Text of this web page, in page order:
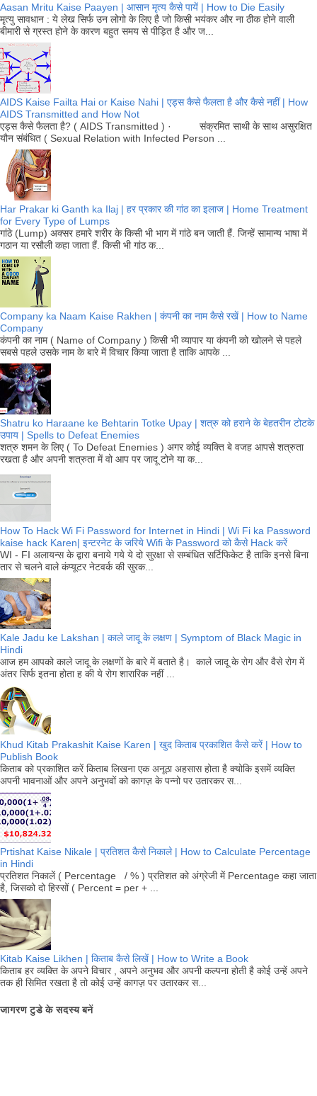
Aasan Mritu Kaise Paayen | आसान मृत्य कैसे पायें | How to Die Easily
मृत्यु सावधान : ये लेख सिर्फ उन लोगो के लिए है जो किसी भयंकर और ना ठीक होने वाली
बीमारी से ग्रस्त होने के कारण बहुत समय से पीड़ित है और ज...
AIDS Kaise Failta Hai or Kaise Nahi | एड्स कैसे फैलता है और कैसे नहीं | How
AIDS Transmitted and How Not
एड्स कैसे फैलता है? ( AIDS Transmitted ) · संक्रमित साथी के साथ असुरक्षित
यौन संबंधित ( Sexual Relation with Infected Person ...
Har Prakar ki Ganth ka Ilaj | हर प्रकार की गांठ का इलाज | Home Treatment
for Every Type of Lumps
गांठे (Lump) अक्सर हमारे शरीर के किसी भी भाग में गांठे बन जाती हैं. जिन्हें सामान्य भाषा में
गठान या रसौली कहा जाता हैं. किसी भी गांठ क...
Company ka Naam Kaise Rakhen | कंपनी का नाम कैसे रखें | How to Name
Company
कंपनी का नाम ( Name of Company ) किसी भी व्यापार या कंपनी को खोलने से पहले
सबसे पहले उसके नाम के बारे में विचार किया जाता है ताकि आपके ...
Shatru ko Haraane ke Behtarin Totke Upay | शत्रु को हराने के बेहतरीन टोटके
उपाय | Spells to Defeat Enemies
शत्रु शमन के लिए ( To Defeat Enemies ) अगर कोई व्यक्ति बे वजह आपसे शत्रुता
रखता है और अपनी शत्रुता में वो आप पर जादू टोने या क...
How To Hack Wi Fi Password for Internet in Hindi | Wi Fi ka Password
kaise hack Karen| इन्टरनेट के जरिये Wifi के Password को कैसे Hack करें
WI - FI अलायन्स के द्वारा बनाये गये ये दो सुरक्षा से सम्बंधित सर्टिफिकेट है ताकि इनसे बिना
तार से चलने वाले कंप्यूटर नेटवर्क की सुरक...
Kale Jadu ke Lakshan | काले जादू के लक्षण | Symptom of Black Magic in
Hindi
आज हम आपको काले जादू के लक्षणों के बारे में बताते है। काले जादू के रोग और वैसे रोग में
अंतर सिर्फ इतना होता ह की ये रोग शारारिक नहीं ...
Khud Kitab Prakashit Kaise Karen | खुद किताब प्रकाशित कैसे करें | How to
Publish Book
किताब को प्रकाशित करें किताब लिखना एक अनूठा अहसास होता है क्योकि इसमें व्यक्ति
अपनी भावनाओं और अपने अनुभवों को कागज़ के पन्नो पर उतारकर स...
Prtishat Kaise Nikale | प्रतिशत कैसे निकाले | How to Calculate Percentage
in Hindi
प्रतिशत निकालें ( Percentage / % ) प्रतिशत को अंग्रेजी में Percentage कहा जाता
है, जिसको दो हिस्सों ( Percent = per + ...
Kitab Kaise Likhen | किताब कैसे लिखें | How to Write a Book
किताब हर व्यक्ति के अपने विचार , अपने अनुभव और अपनी कल्पना होती है कोई उन्हें अपने
तक ही सिमित रखता है तो कोई उन्हें कागज़ पर उतारकर स...
जागरण टुडे के सदस्य बनें